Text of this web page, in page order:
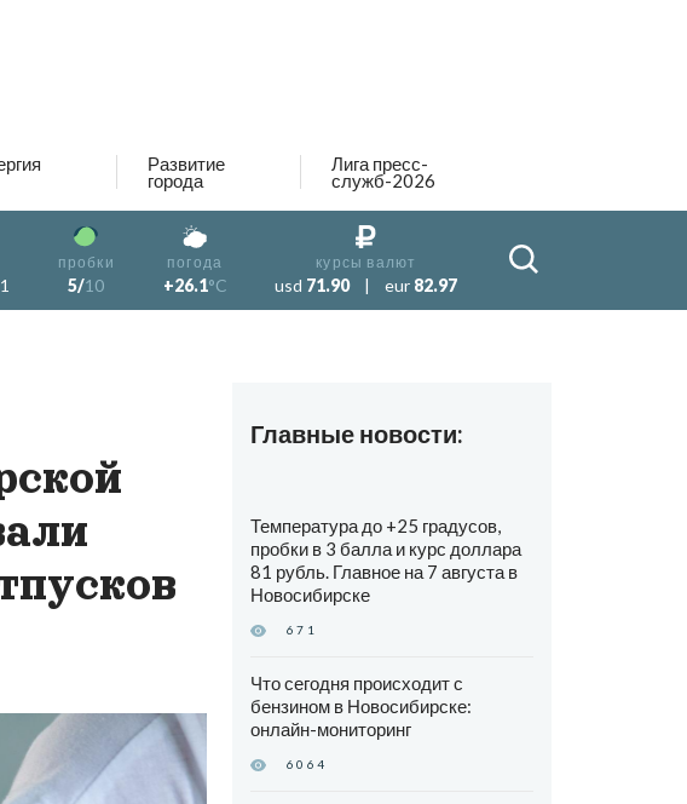
Развитие
города
Лига пресс-
служб-2026
пробки
5/10
погода
+26.1°C
курсы валют
usd 71.90 | eur 82.97
Главные новости:
Температура до +25 градусов,
пробки в 3 балла и курс доллара
81 рубль. Главное на 7 августа в
Новосибирске
671
Что сегодня происходит с
бензином в Новосибирске:
онлайн-мониторинг
6064